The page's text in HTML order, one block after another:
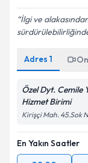
İlgi ve
Adres 1
Özel Dyt. Cemile
Hizmet Birimi
Kirişçi Mah. 45.Sok
En Yakın Saatler